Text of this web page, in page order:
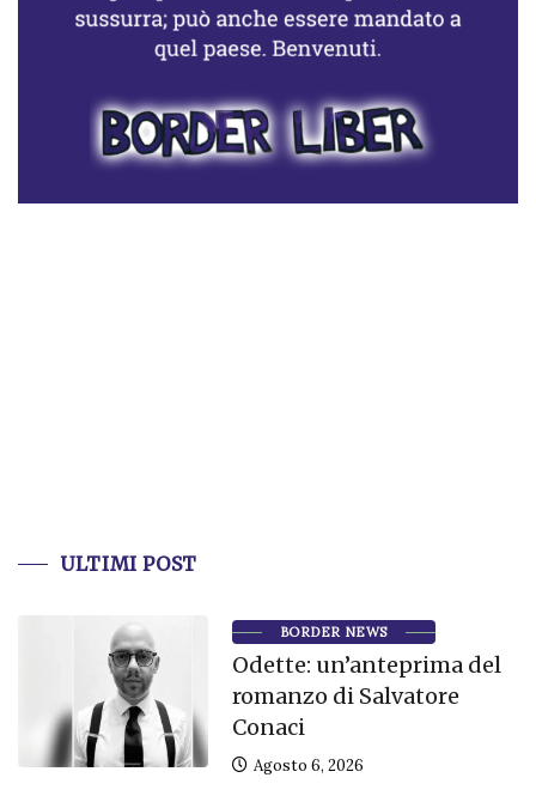
ULTIMI POST
BORDER NEWS
Odette: un’anteprima del
romanzo di Salvatore
Conaci
Agosto 6, 2026